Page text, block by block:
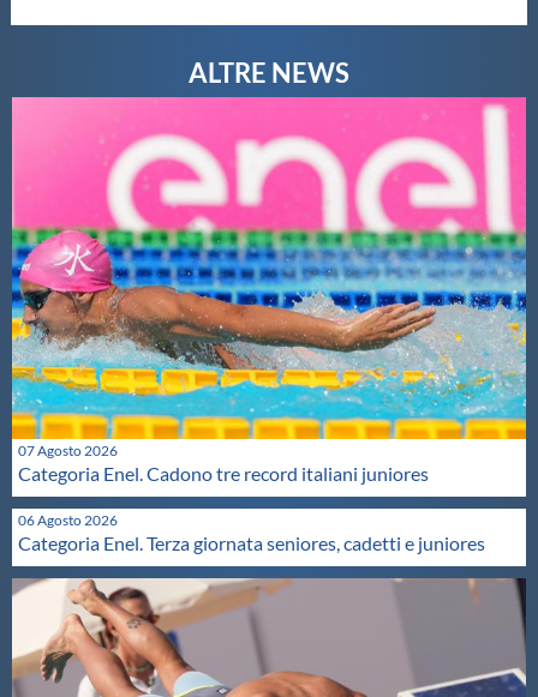
Protezione Civile
Qualità
Sostenibilità
Privacy
Cookie Policy
Archivio News
Flash News
07 Agosto 2026
Categoria Enel. Cadono tre record italiani juniores
06 Agosto 2026
Categoria Enel. Terza giornata seniores, cadetti e juniores